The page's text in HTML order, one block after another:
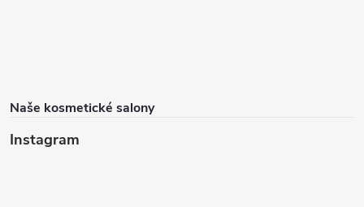
Naše kosmetické salony
Instagram